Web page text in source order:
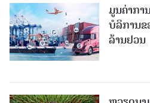
ມູນຄ່າກາ
ບໍລິການ
ລ້ານຢວນ